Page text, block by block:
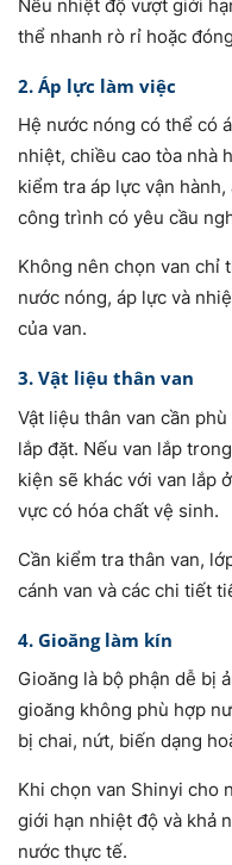
Nếu nhiệt độ vượt giới
thể nhanh rò rỉ hoặc
2. Áp lực làm việc
Hệ nước nóng có thể có
nhiệt, chiều cao tòa nhà
kiểm tra áp lực vận
công trình có yêu cầu
Không nên chọn van chỉ
nước nóng, áp lực và
của van.
3. Vật liệu thân van
Vật liệu thân van cần
lắp đặt. Nếu van lắp
kiện sẽ khác với van lắp
vực có hóa chất vệ sinh.
Cần kiểm tra thân van,
cánh van và các chi tiết
4. Gioăng làm kín
Gioăng là bộ phận dễ bị
gioăng không phù hợp
bị chai, nứt, biến dạng
Khi chọn van Shinyi cho
giới hạn nhiệt độ và khả
nước thực tế.